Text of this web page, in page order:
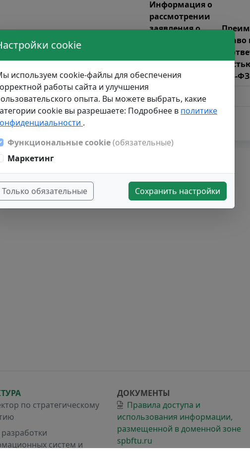
ИД
Согласие на
зачисление
Приоритет
Информация о
рассмотрении
заявления о
участию в
конкурсе
право
273-ФЗ
по стратегическому
систем и
ДОКУМЕНТЫ
Правила доступа и
использования информации,
размещенной в доменной зоне
spbftu.ru
cookie
используем cookie-файлы для обеспечения
работы сайта и улучшения
опыта. Вы можете выбрать, какие
cookie вы разрешаете: Подробнее в политике
.
Функциональные cookie(обязательные)
Маркетинг
Только обязательные Сохранить настройки